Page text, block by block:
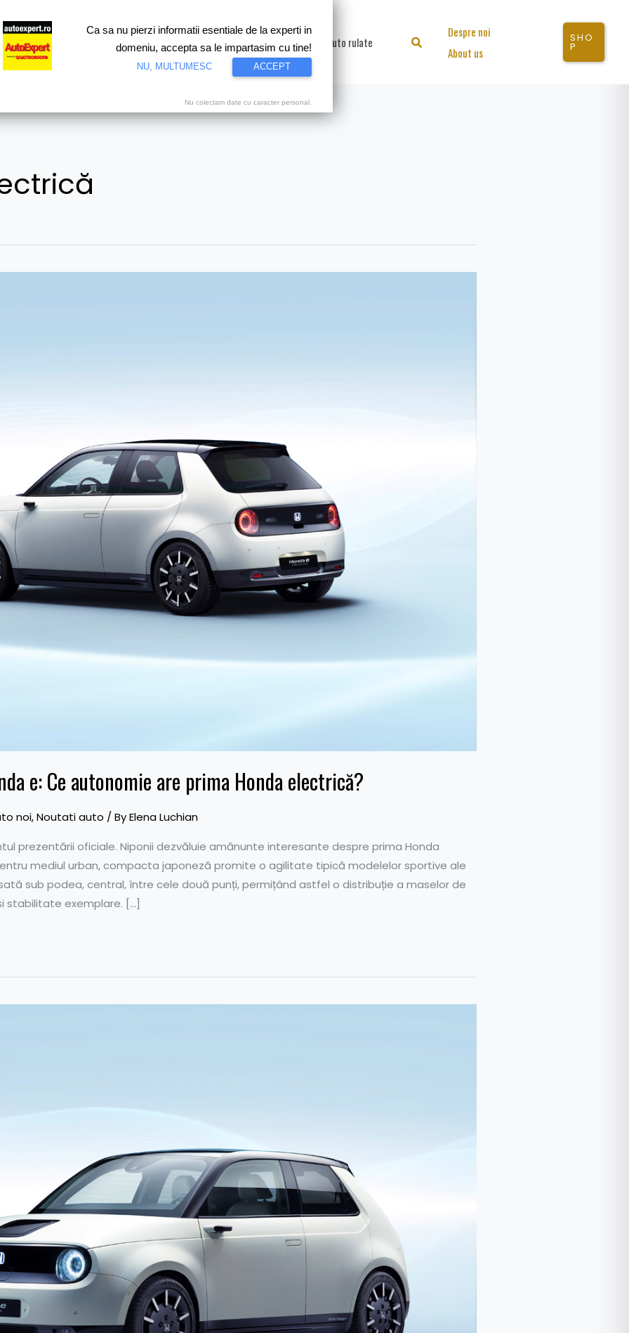
Test drive Motorsport Proiecte speciale Video Auto rulate Search
Despre noi
About us
SHO
P
e: Ce autonomie are prima Honda electrică?
noi,Noutati auto / ByElena Luchian
prezentării oficiale. Niponii dezvăluie amănunte interesante despre prima Honda
mediul urban, compacta japoneză promite o agilitate tipică modelelor sportive ale
sub podea, central, între cele două punți, permițând astfel o distribuție a maselor de
stabilitate exemplare. […]
Ca sa nu pierzi informatii esentiale de la experti in
domeniu, accepta sa le impartasim cu tine!
NU, MULTUMESC ACCEPT
Nu colectam date cu caracter personal.